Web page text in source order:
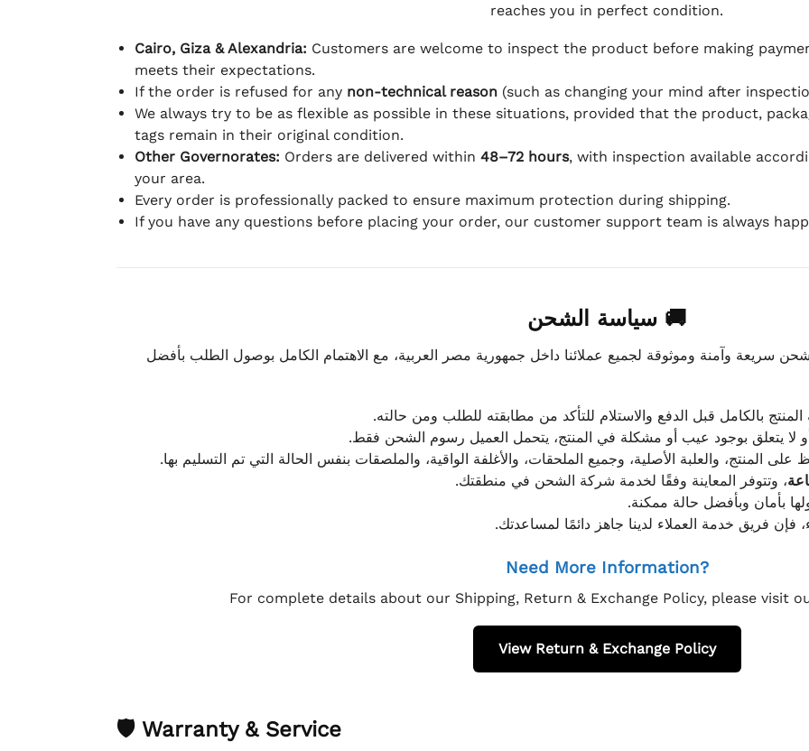
reaches you in perfect condition.
Cairo, Giza & Alexandria: Customers are welcome to inspect the product before making
meets their expectations.
If the order is refused for any non-technical reason(such as changing your mind after
We always try to be as flexible as possible in these situations, provided that the product,
tags remain in their original condition.
Other Governorates: Orders are delivered within 48–72 hours, with inspection available
your area.
Every order is professionally packed to ensure maximum protection during shipping.
If you have any questions before placing your order, our customer support team is always
🚚 سياسة الشحن
سريعة وآمنة وموثوقة لجميع عملائنا داخل جمهورية مصر العربية، مع الاهتمام الكامل بوصول الطلب بأفضل
بالكامل قبل الدفع والاستلام للتأكد من مطابقته للطلب ومن حالته.
لا يتعلق بوجود عيب أو مشكلة في المنتج، يتحمل العميل رسوم الشحن فقط.
المنتج، والعلبة الأصلية، وجميع الملحقات، والأغلفة الواقية، والملصقات بنفس الحالة التي تم التسليم بها.
، وتتوفر المعاينة وفقًا لخدمة شركة الشحن في منطقتك.
بأمان وبأفضل حالة ممكنة.
فإن فريق خدمة العملاء لدينا جاهز دائمًا لمساعدتك.
Need More Information?
For complete details about our Shipping, Return & Exchange Policy, please visit
View Return & Exchange Policy
🛡 Warranty & Service